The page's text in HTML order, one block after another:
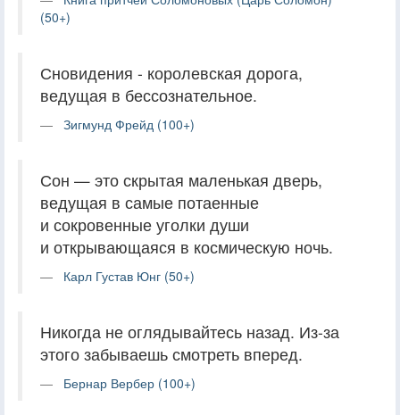
(50+)
Сновидения - королевская дорога,
ведущая в бессознательное.
Зигмунд Фрейд (100+)
Сон — это скрытая маленькая дверь,
ведущая в самые потаенные
и сокровенные уголки души
и открывающаяся в космическую ночь.
Карл Густав Юнг (50+)
Никогда не оглядывайтесь назад. Из-за
этого забываешь смотреть вперед.
Бернар Вербер (100+)